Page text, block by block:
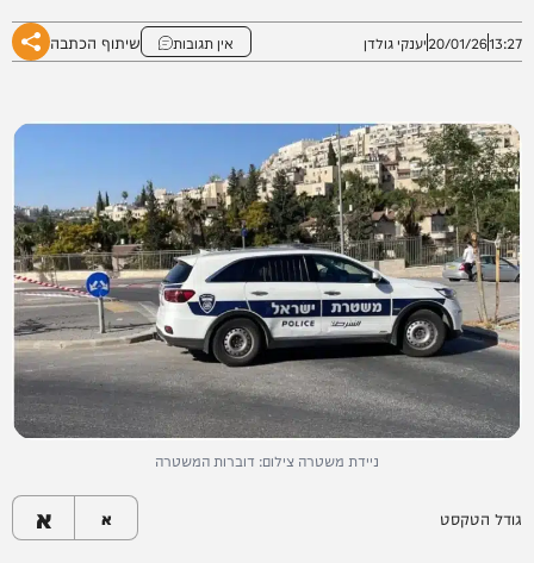
13:27
20/01/26יענקי גולדן אין תגובות שיתוף הכתבה
ניידת משטרה צילום: דוברות המשטרה
גודל הטקסט א א